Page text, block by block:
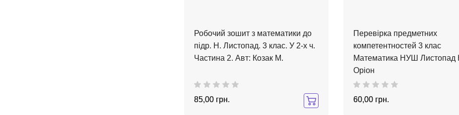
Робочий зошит з математики до
підр. Н. Листопад. 3 клас. У 2-х ч.
Частина 2. Авт: Козак М.
85,00 грн.
Перевірка предметних
компетентностей 3 клас
Математика НУШ Листопад
Оріон
60,00 грн.